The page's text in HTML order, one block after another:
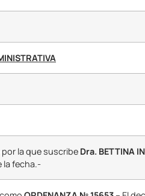
la que suscribe Dra. BETTINA
la fecha.-